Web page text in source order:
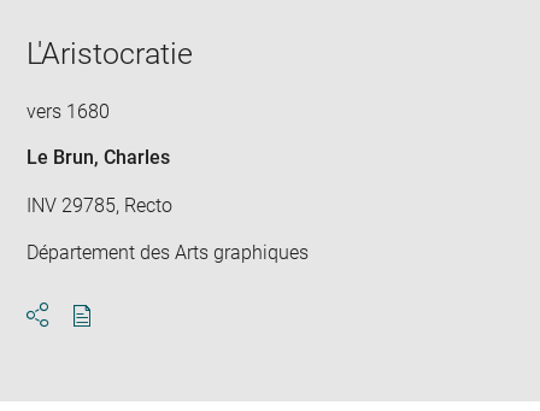
L'Aristocratie
vers 1680
Le Brun, Charles
INV 29785, Recto
Département des Arts graphiques